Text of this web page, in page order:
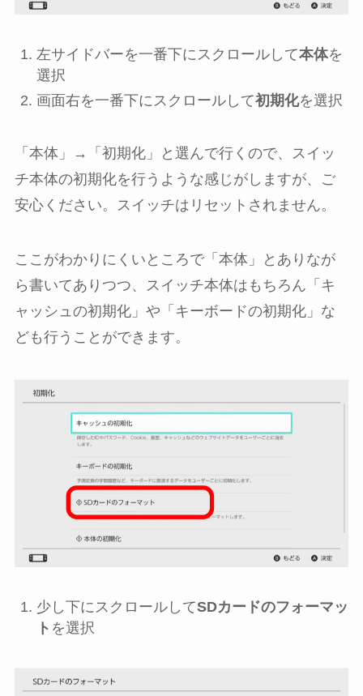
左サイドバーを一番下にスクロールして本体を
選択
画面右を一番下にスクロールして初期化を選択
「本体」→「初期化」と選んで行くので、スイッ
チ本体の初期化を行うような感じがしますが、ご
安心ください。スイッチはリセットされません。
ここがわかりにくいところで「本体」とありなが
ら書いてありつつ、スイッチ本体はもちろん「キ
ャッシュの初期化」や「キーボードの初期化」な
ども行うことができます。
少し下にスクロールしてSDカードのフォーマッ
ト を選択